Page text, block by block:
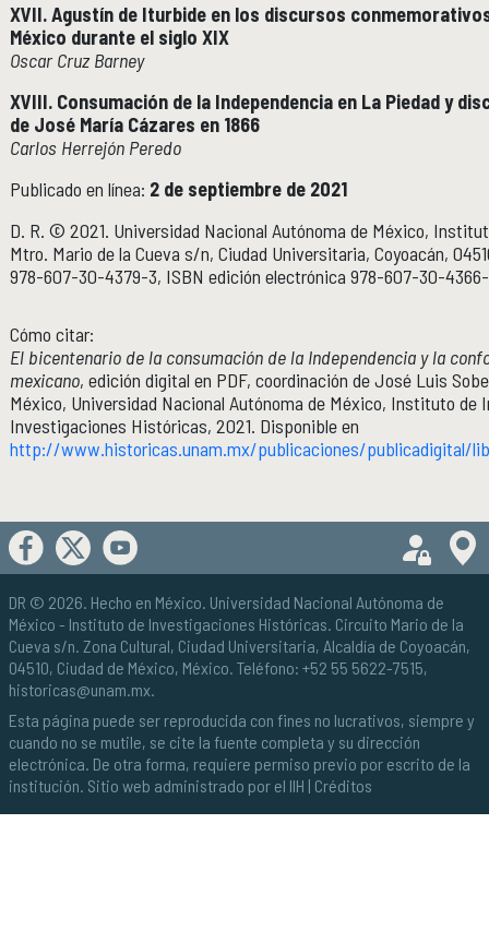
XVII. Agustín de Iturbide en los discursos
México durante el siglo XIX
Oscar Cruz Barney
XVIII. Consumación de la Independencia en La Piedad y
de José María Cázares en 1866
Carlos Herrejón Peredo
Publicado en línea: 2 de septiembre de 2021
D. R. © 2021. Universidad Nacional Autónoma de México,
Mtro. Mario de la Cueva s/n, Ciudad Universitaria, Coyoacán,
978-607-30-4379-3, ISBN edición electrónica 978-607-30-
Cómo citar:
El bicentenario de la consumación de la Independencia y la
mexicano, edición digital en PDF, coordinación de José Luis
México, Universidad Nacional Autónoma de México, Instituto
Investigaciones Históricas, 2021. Disponible en
http://www.historicas.unam.mx/publicaciones/publicadigital/
DR © 2026. Hecho en México. Universidad Nacional Autónoma de
México - Instituto de Investigaciones Históricas. Circuito Mario de la
Cueva s/n. Zona Cultural, Ciudad Universitaria, Alcaldía de Coyoacán,
04510, Ciudad de México, México. Teléfono: +52 55 5622-7515,
historicas@unam.mx.
Esta página puede ser reproducida con fines no lucrativos, siempre y
cuando no se mutile, se cite la fuente completa y su dirección
electrónica. De otra forma, requiere permiso previo por escrito de la
institución. Sitio web administrado por el IIH | Créditos